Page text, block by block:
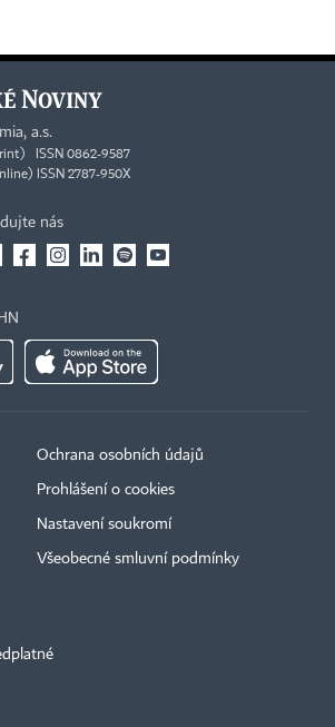
a.s.
ISSN 0862-9587
ISSN 2787-950X
nás
Ochrana osobních údajů
Prohlášení o cookies
Nastavení soukromí
Všeobecné smluvní podmínky